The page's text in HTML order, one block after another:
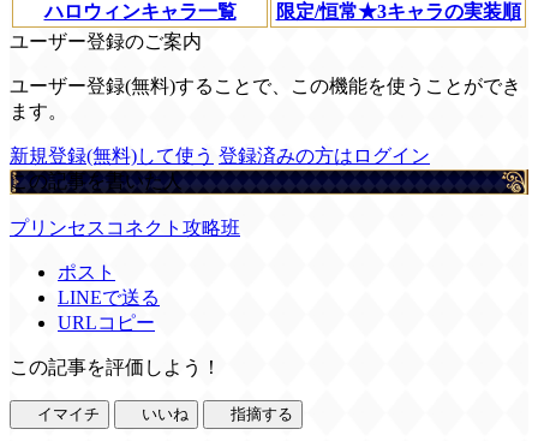
ハロウィンキャラ一覧
限定/恒常★3キャラの実装順
ユーザー登録のご案内
ユーザー登録(無料)することで、この機能を使うことができ
ます。
新規登録(無料)して使う 登録済みの方はログイン
この記事を書いた人
プリンセスコネクト攻略班
ポスト
LINEで送る
URLコピー
この記事を評価しよう！
イマイチ いいね 指摘する